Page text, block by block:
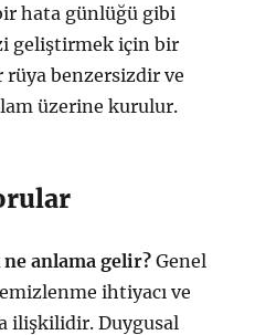
hata günlüğü gibi
geliştirmek için bir
rüya benzersizdir ve
üzerine kurulur.
ne anlama gelir? Genel
ihtiyacı ve
ilişkilidir. Duygusal